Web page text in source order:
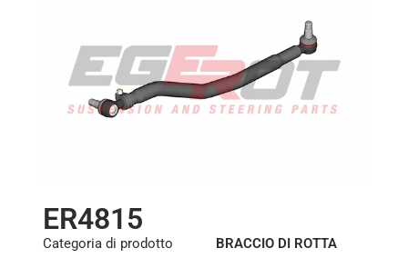
ER4815
Categoria di prodotto BRACCIO DI ROTTA